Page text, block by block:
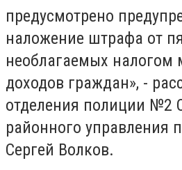
предусмотрено
наложение штрафа от
необлагаемых
доходов граждан», -
отделения полиции №2
районного управления
Сергей Волков.